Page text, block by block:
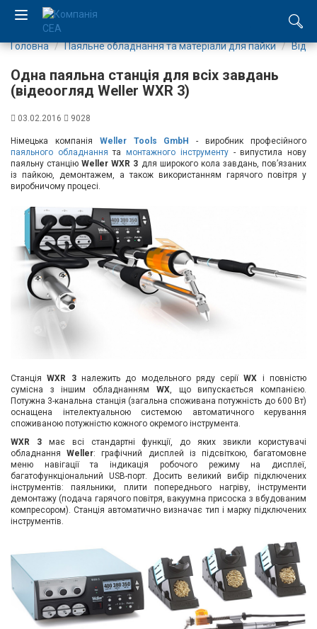
RU
Компанія
Каталог
Виробництво
Послуги
Новини
Вакансії
Вхід/
авторизація
Виробники
Контакти
Доставка
Тех.
Підтримка
Блог
Головна Паяльне обладнання та матеріали для пайки Відео
Одна паяльна станція для всіх завдань
(відеоогляд Weller WXR 3)
03.02.2016 9028
Німецька компанія Weller Tools GmbH
- виробник професійного
паяльного обладнання тамонтажного інструменту- випустила нову
паяльну станціюWeller WXR 3 для широкого кола завдань, пов’язаних
із пайкою, демонтажем, а також використанням гарячого повітря у
виробничому процесі.
СтанціяWXR 3належить до модельного ряду серіїWX і повністю
сумісна з іншим обладнанням WX, що випускається компанією.
Потужна 3-канальна станція (загальна споживана потужність до 600 Вт)
оснащена інтелектуальною системою автоматичного керування
споживаною потужністю кожного окремого інструмента.
WXR 3має всі стандартні функції, до яких звикли користувачі
обладнанняWeller: графічний дисплей із підсвіткою, багатомовне
меню навігації та індикація робочого режиму на дисплеї,
багатофункціональний USB-порт. Досить великий вибір підключених
інструментів: паяльники, плити попереднього нагріву, інструменти
демонтажу (подача гарячого повітря, вакуумна присоска з вбудованим
компресором). Станція автоматично визначає тип і марку підключених
інструментів.